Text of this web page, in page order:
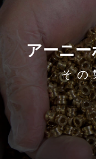
アーニ
その